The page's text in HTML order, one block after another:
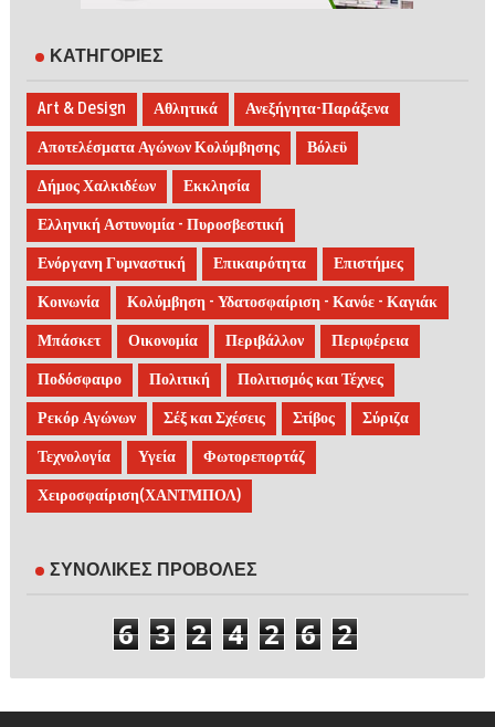
ΚΑΤΗΓΟΡΙΕΣ
Art & Design Αθλητικά Ανεξήγητα-Παράξενα
Αποτελέσματα Αγώνων Κολύμβησης Βόλεϋ
Δήμος Χαλκιδέων Εκκλησία
Ελληνική Αστυνομία - Πυροσβεστική
Ενόργανη Γυμναστική Επικαιρότητα Επιστήμες
Κοινωνία Κολύμβηση - Υδατοσφαίριση - Κανόε - Καγιάκ
Μπάσκετ Οικονομία Περιβάλλον Περιφέρεια
Ποδόσφαιρο Πολιτική Πολιτισμός και Τέχνες
Ρεκόρ Αγώνων Σέξ και Σχέσεις Στίβος Σύριζα
Τεχνολογία Υγεία Φωτορεπορτάζ
Χειροσφαίριση(ΧΑΝΤΜΠΟΛ)
ΣΥΝΟΛΙΚΕΣ ΠΡΟΒΟΛΕΣ
6 3 2 4 2 6 2